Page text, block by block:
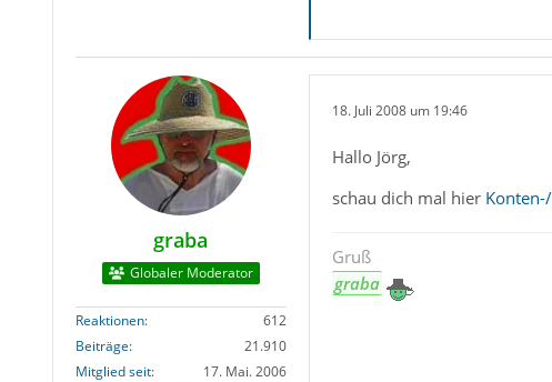
graba
Globaler Moderator
Reaktionen
612
Beiträge
21.910
Mitglied seit
17. Mai. 2006
18. Juli 2008 um 19:46
Hallo Jörg,
schau dich mal hier
Gruß
graba